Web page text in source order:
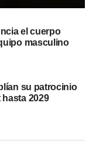
el cuerpo
masculino
su patrocinio
2029